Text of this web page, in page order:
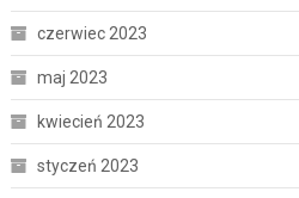
czerwiec 2023
maj 2023
kwiecień 2023
styczeń 2023